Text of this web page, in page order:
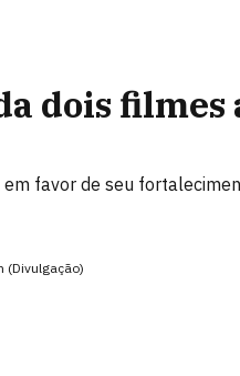
dois filmes
favor de seu
(Divulgação)